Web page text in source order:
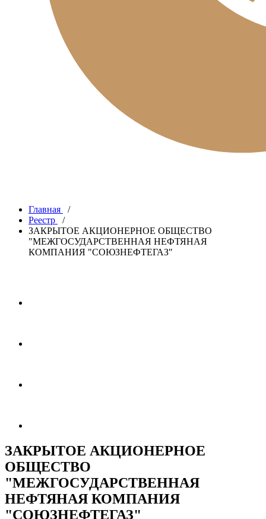
Главная
/
Реестр
/
ЗАКРЫТОЕ АКЦИОНЕРНОЕ ОБЩЕСТВО
"МЕЖГОСУДАРСТВЕННАЯ НЕФТЯНАЯ
КОМПАНИЯ "СОЮЗНЕФТЕГАЗ"
ЗАКРЫТОЕ АКЦИОНЕРНОЕ
ОБЩЕСТВО
"МЕЖГОСУДАРСТВЕННАЯ
НЕФТЯНАЯ КОМПАНИЯ
"СОЮЗНЕФТЕГАЗ"